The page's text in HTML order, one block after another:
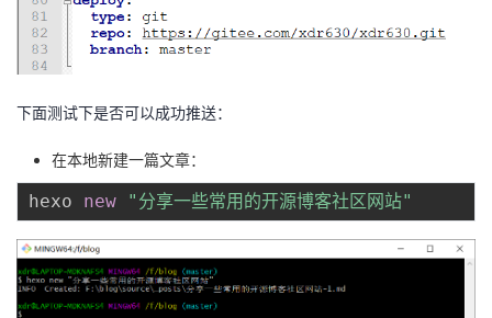
下面测试下是否可以成功推送：
在本地新建一篇文章：
hexo new "分享一些常用的开源博客社区网站"